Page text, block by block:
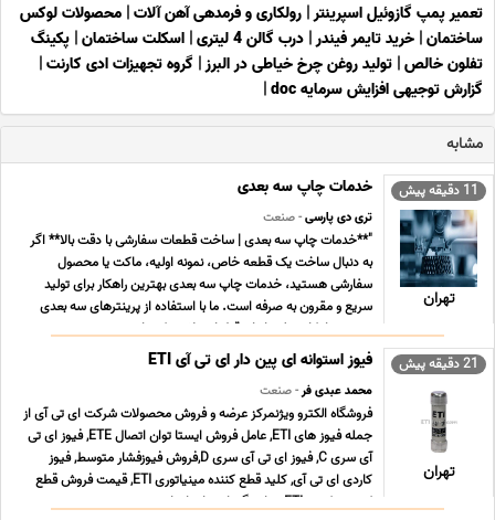
تعمیر پمپ گازوئیل اسپرینتر| رولکاری و فرمدهی آهن آلات| محصولات لوکس
ساختمان| خرید تایمر فیندر| درب گالن 4 لیتری | اسکلت ساختمان| پکینگ
تفلون خالص| تولید روغن چرخ خیاطی در البرز| گروه تجهیزات ادی کارنت|
گزارش توجیهی افزایش سرمایه doc
|
مشابه
11 دقیقه پیش
تهران
خدمات چاپ سه بعدی
تری دی پارسی- صنعت
"**خدمات چاپ سه بعدی | ساخت قطعات سفارشی با دقت بالا** اگر
به دنبال ساخت یک قطعه خاص، نمونه اولیه، ماکت یا محصول
سفارشی هستید، خدمات چاپ سه بعدی بهترین راهکار برای تولید
سریع و مقرون به صرفه است. ما با استفاده از پرینترهای سه بعدی
صنعتی، امکان تولید انواع قطعات پلاستیکی را ب ... ...
21 دقیقه پیش
تهران
فیوز استوانه ای پین دار ای تی آی ETI
محمد عبدی فر- صنعت
فروشگاه الکترو ویژنمرکز عرضه و فروش محصولات شرکت ای تی آی از
جمله فیوز های ETI, عامل فروش ایستا توان اتصال ETE, فیوز ای تی
آی سری C, فیوز ای تی آی سری D,فروش فیوزفشار متوسط, فیوز
کاردی ای تی آی, کلید قطع کننده مینیاتوری ETI, قیمت فروش قطع
کننده ترکیبی ETI, نمایندگی ایستا توان اتص ... ...